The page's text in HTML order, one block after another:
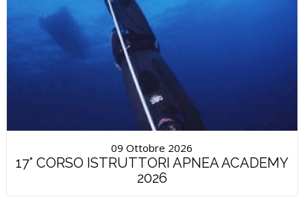
09 Ottobre 2026
17° CORSO ISTRUTTORI APNEA ACADEMY
2026